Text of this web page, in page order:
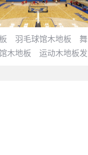
羽毛球馆木地板
木地板
运动木地板